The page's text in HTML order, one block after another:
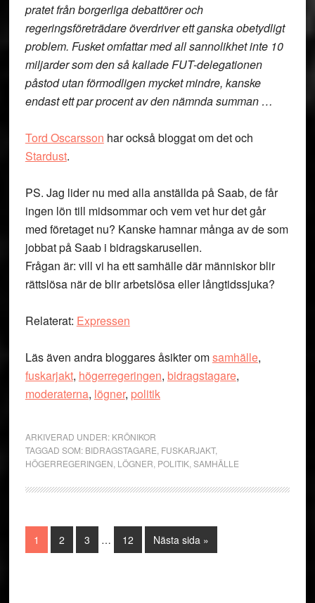
pratet från borgerliga debattörer och
regeringsföreträdare överdriver ett ganska obetydligt
problem. Fusket omfattar med all sannolikhet inte 10
miljarder som den så kallade FUT-delegationen
påstod utan förmodligen mycket mindre, kanske
endast ett par procent av den nämnda summan …
Tord Oscarsson har också bloggat om det och
Stardust.
PS. Jag lider nu med alla anställda på Saab, de får
ingen lön till midsommar och vem vet hur det går
med företaget nu? Kanske hamnar många av de som
jobbat på Saab i bidragskarusellen.
Frågan är: vill vi ha ett samhälle där människor blir
rättslösa när de blir arbetslösa eller långtidssjuka?
Relaterat: Expressen
Läs även andra bloggares åsikter omsamhälle,
fuskarjakt, högerregeringen, bidragstagare,
moderaterna, lögner, politik
ARKIVERAD UNDER: KRÖNIKOR
TAGGAD SOM: BIDRAGSTAGARE FUSKARJAKT,
HÖGERREGERINGEN LÖGNER POLITIK, SAMHÄLLE
Sida
1 Sida
2 Sida
3
Interimistiska
… Sida
12
Go
to
Nästa sida »